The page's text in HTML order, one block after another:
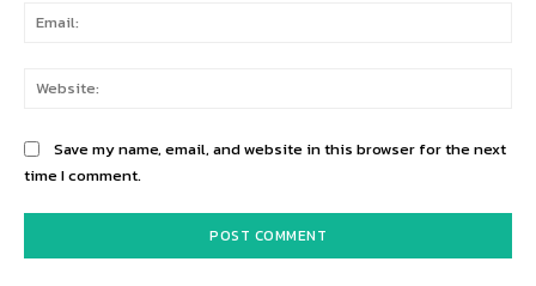
Save my name, email, and website in this browser for the next
time I comment.